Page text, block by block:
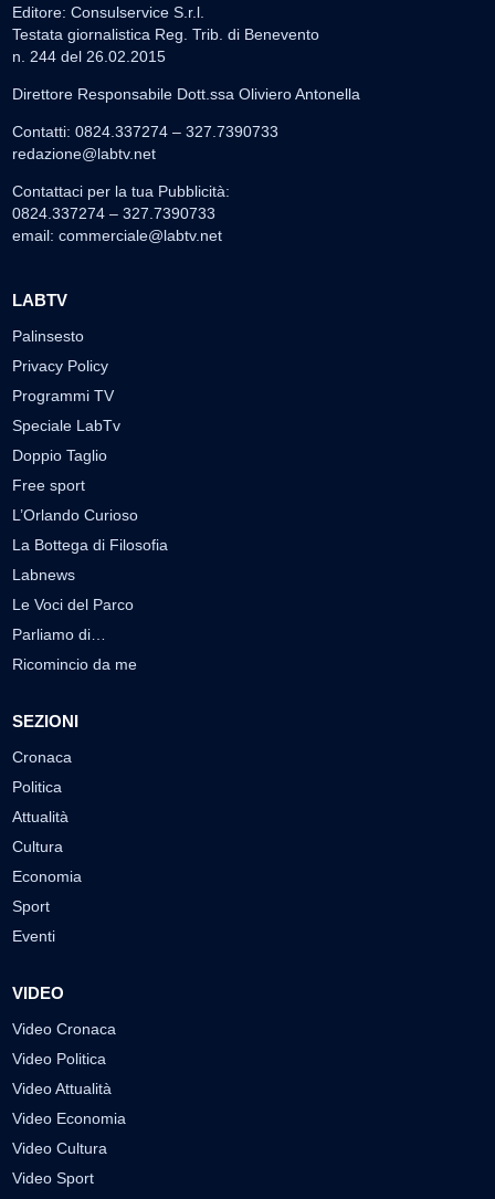
Editore: Consulservice S.r.l.
Testata giornalistica Reg. Trib. di Benevento
n. 244 del 26.02.2015
Direttore Responsabile Dott.ssa Oliviero Antonella
Contatti: 0824.337274 – 327.7390733
redazione@labtv.net
Contattaci per la tua Pubblicità:
0824.337274 – 327.7390733
email: commerciale@labtv.net
LABTV
Palinsesto
Privacy Policy
Programmi TV
Speciale LabTv
Doppio Taglio
Free sport
L’Orlando Curioso
La Bottega di Filosofia
Labnews
Le Voci del Parco
Parliamo di…
Ricomincio da me
SEZIONI
Cronaca
Politica
Attualità
Cultura
Economia
Sport
Eventi
VIDEO
Video Cronaca
Video Politica
Video Attualità
Video Economia
Video Cultura
Video Sport